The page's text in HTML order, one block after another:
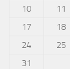
10
11
17
18
24
25
31